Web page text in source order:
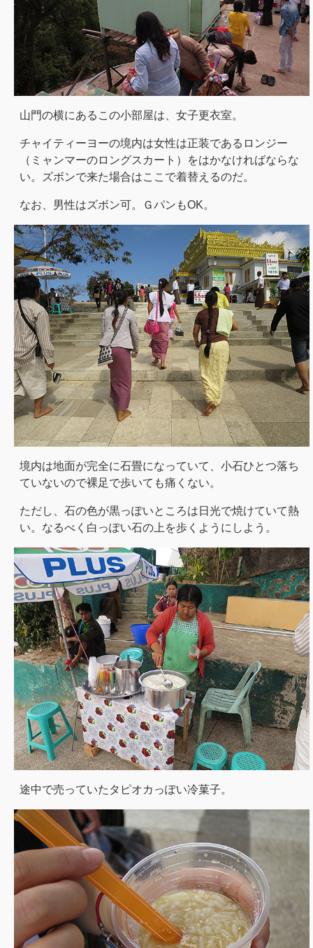
山門の横にあるこの小部屋は、女子更衣室。
チャイティーヨーの境内は女性は正装であるロンジー
（ミャンマーのロングスカート）をはかなければならな
い。ズボンで来た場合はここで着替えるのだ。
なお、男性はズボン可。ＧパンもOK。
境内は地面が完全に石畳になっていて、小石ひとつ落ち
ていないので裸足で歩いても痛くない。
ただし、石の色が黒っぽいところは日光で焼けていて熱
い。なるべく白っぽい石の上を歩くようにしよう。
途中で売っていたタピオカっぽい冷菓子。